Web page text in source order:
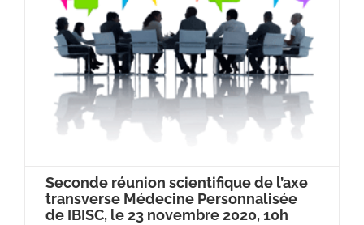
Seconde réunion scientifique de l’axe
transverse Médecine Personnalisée
de IBISC, le 23 novembre 2020, 10h